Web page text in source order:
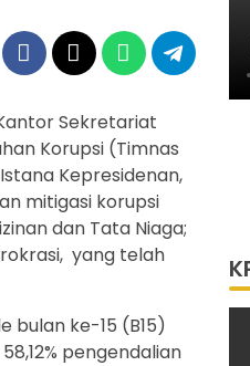
Sekretariat
Korupsi (Timnas
Kepresidenan,
mitigasi korupsi
dan Tata Niaga;
yang telah
bulan ke-15 (B15)
pengendalian